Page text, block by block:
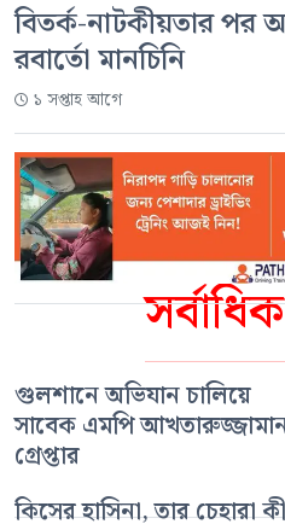
গুলশানে অভিযান চালিয়ে
সাবেক এমপি
গ্রেপ্তার
কিসের হাসিনা, তার চেহারা কী
বিতর্ক-নাটকীয়তার
রবার্তো মানচিনি
১ সপ্তাহ আগে